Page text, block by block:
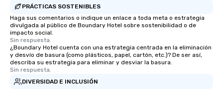
PRÁCTICAS SOSTENIBLES
Haga sus comentarios o indique un enlace a toda meta o estrategia
divulgada al público de Boundary Hotel sobre sostenibilidad o de
impacto social.
Sin respuesta.
¿Boundary Hotel cuenta con una estrategia centrada en la eliminación
y desvío de basura (como plásticos, papel, cartón, etc.)? De ser así,
describa su estrategia para eliminar y desviar la basura.
Sin respuesta.
DIVERSIDAD E INCLUSIÓN